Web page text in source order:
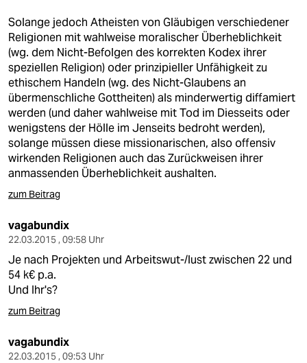
Solange jedoch Atheisten von Gläubigen verschiedener
Religionen mit wahlweise moralischer Überheblichkeit
(wg. dem Nicht-Befolgen des korrekten Kodex ihrer
speziellen Religion) oder prinzipieller Unfähigkeit zu
ethischem Handeln (wg. des Nicht-Glaubens an
übermenschliche Gottheiten) als minderwertig diffamiert
werden (und daher wahlweise mit Tod im Diesseits oder
wenigstens der Hölle im Jenseits bedroht werden),
solange müssen diese missionarischen, also offensiv
wirkenden Religionen auch das Zurückweisen ihrer
anmassenden Überheblichkeit aushalten.
zum Beitrag
vagabundix
22.03.2015 , 09:58 Uhr
Je nach Projekten und Arbeitswut-/lust zwischen 22 und
54 k€ p.a.
Und Ihr's?
zum Beitrag
vagabundix
22.03.2015 , 09:53 Uhr